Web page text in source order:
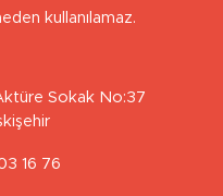
kullanılamaz.
Sokak No:37
16 76